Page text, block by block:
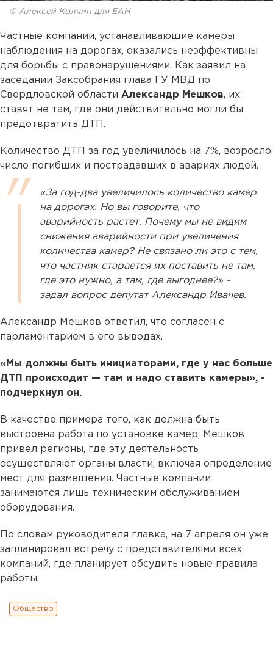
© Алексей Колчин для ЕАН
Частные компании, устанавливающие камеры
наблюдения на дорогах, оказались неэффективны
для борьбы с правонарушениями. Как заявил на
заседании Заксобрания глава ГУ МВД по
Свердловской области Александр Мешков, их
ставят не там, где они действительно могли бы
предотвратить ДТП.
Количество ДТП за год увеличилось на 7%, возросло
число погибших и пострадавших в авариях людей.
«За год-два увеличилось количество камер
на дорогах. Но вы говорите, что
аварийность растет. Почему мы не видим
снижения аварийности при увеличения
количества камер? Не связано ли это с тем,
что частник старается их поставить не там,
где это нужно, а там, где выгоднее?» -
задал вопрос депутат Александр Ивачев.
Александр Мешков ответил, что согласен с
парламентарием в его выводах.
«Мы должны быть инициаторами, где у нас больше
ДТП происходит — там и надо ставить камеры», -
подчеркнул он.
В качестве примера того, как должна быть
выстроена работа по установке камер, Мешков
привел регионы, где эту деятельность
осуществляют органы власти, включая определение
мест для размещения. Частные компании
занимаются лишь техническим обслуживанием
оборудования.
По словам руководителя главка, на 7 апреля он уже
запланировал встречу с представителями всех
компаний, где планирует обсудить новые правила
работы.
Общество